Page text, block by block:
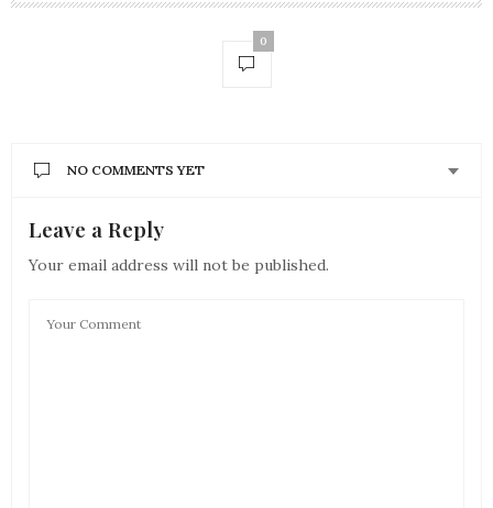
0
NO COMMENTS YET
Leave a Reply
Your email address will not be published.